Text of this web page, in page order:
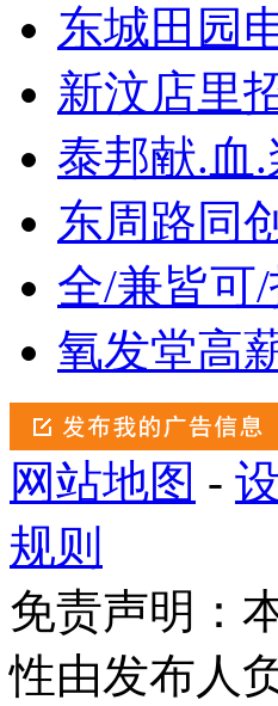
东城田园
新汶店里
泰邦献.血
东周路同
全/兼皆可
氧发堂高
网站地图 -
规则
免责声明：
性由发布人